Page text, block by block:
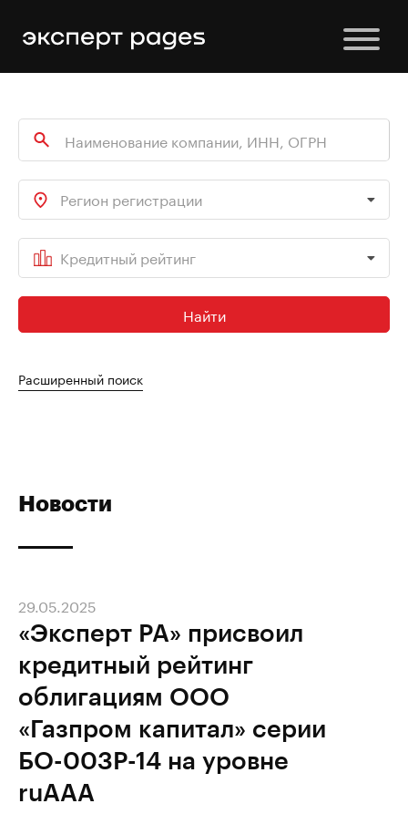
Регион регистрации
Кредитный рейтинг
Найти
Расширенный поиск
Новости
«Эксперт РА» присвоил
кредитный рейтинг
облигациям ООО
«Газпром капитал» серии
БО-003Р-14 на уровне
ruAAA
29.05.2025